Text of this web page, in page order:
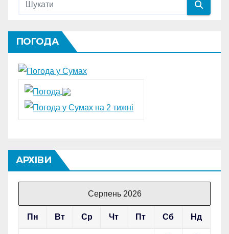
ПОГОДА
АРХІВИ
Серпень 2026
Пн Вт Ср Чт Пт Сб Нд